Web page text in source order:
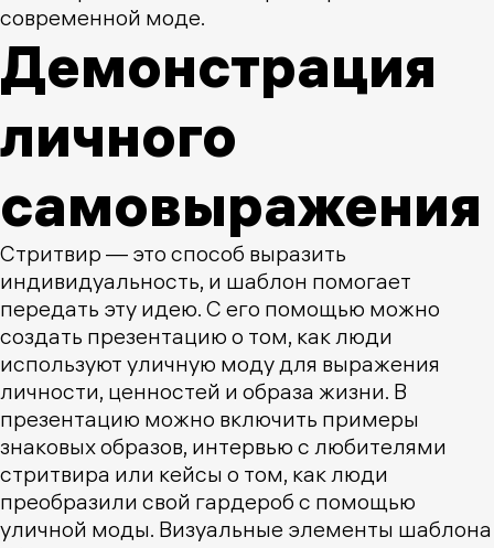
современной моде.
Демонстрация
личного
самовыражения
Стритвир — это способ выразить
индивидуальность, и шаблон помогает
передать эту идею. С его помощью можно
создать презентацию о том, как люди
используют уличную моду для выражения
личности, ценностей и образа жизни. В
презентацию можно включить примеры
знаковых образов, интервью с любителями
стритвира или кейсы о том, как люди
преобразили свой гардероб с помощью
уличной моды. Визуальные элементы шаблона